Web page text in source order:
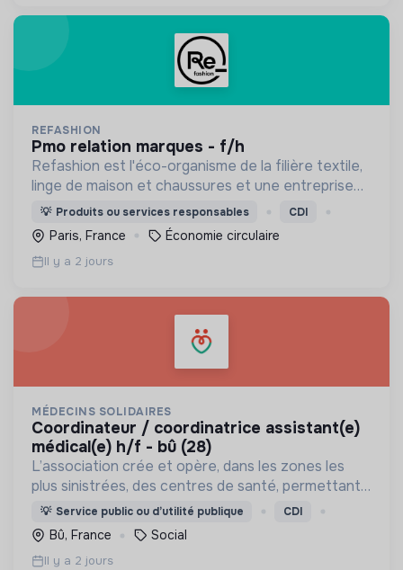
REFASHION
pmo relation marques - f/h
Refashion est l'éco-organisme de la filière textile,
linge de maison et chaussures et une entreprise
privée à but non lucratif, agréée, depuis 2009, par
le Ministère de la Transition écologique.
💡 Produits ou services responsables CDI
Paris, France Économie circulaire
Il y a 2 jours
MÉDECINS SOLIDAIRES
coordinateur / coordinatrice assistant(e)
médical(e) h/f - bû (28)
L’association crée et opère, dans les zones les
plus sinistrées, des centres de santé, permettant
aux populations de retrouver une porte à laquelle
frapper lorsque le besoin médical survient.
💡 Service public ou d’utilité publique CDI
Bû, France Social
Il y a 2 jours